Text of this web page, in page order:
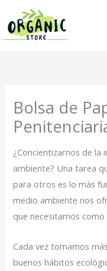
contenido
Bolsa de
¿Concientizarnos de
ambiente? Una tarea
para otros es lo más
medio ambiente nos
que necesitamos como
Cada vez tomamos
buenos hábitos